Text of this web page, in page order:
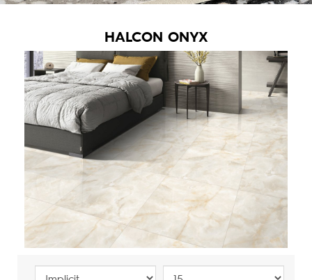
HALCON ONYX